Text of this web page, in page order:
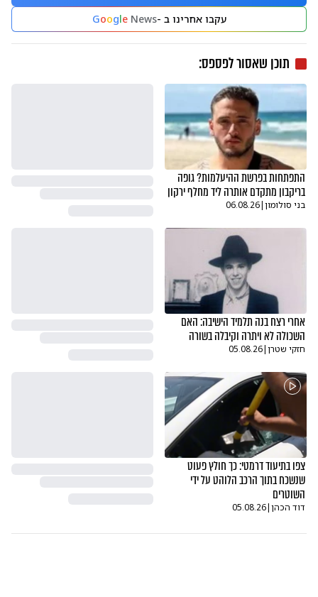
עקבו אחרינו ב - GoogleNews
תוכן שאסור לפספס:
התפתחות בפרשת ההיעלמות? גופה
בריקבון מתקדם אותרה ליד מחלף ירקון
בני סולומון|
06.08.26
אחרי רצח בנה תלמיד הישיבה: האם
השכולה לא ויתרה וקיבלה בשורה
חזקי שטרן|
05.08.26
צפו בתיעוד דרמטי: כך חולץ פעוט
שנשכח בתוך הרכב הלוהט על ידי
השוטרים
דוד הכהן|
05.08.26